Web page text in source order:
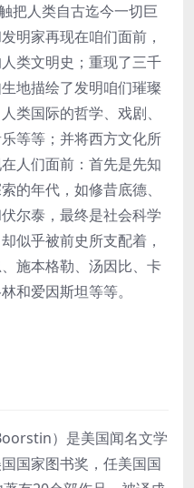
把人类自古迄今一切巨
明家再现在咱们面前，
类文明史；重现了三千
地描绘了发明咱们璀璨
类国际的哲学、戏剧、
等等；并将西方文化所
人们面前：首先是先知
的年代，如修昔底德、
尔泰，最终是社会科学
似乎被前史所支配着，
施本格勒、汤因比、卡
和爱因斯坦等等。
）是美国闻名文学
国家图书奖，任美国国